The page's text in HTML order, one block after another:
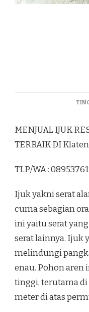
MENJUAL IJUK
TERBAIK DI
TLP/WA :
Ijuk yakni serat
cuma sebagian
ini yaitu serat
serat lainnya. Ijuk
melindungi
enau. Pohon aren
tinggi, terutama di
meter di atas